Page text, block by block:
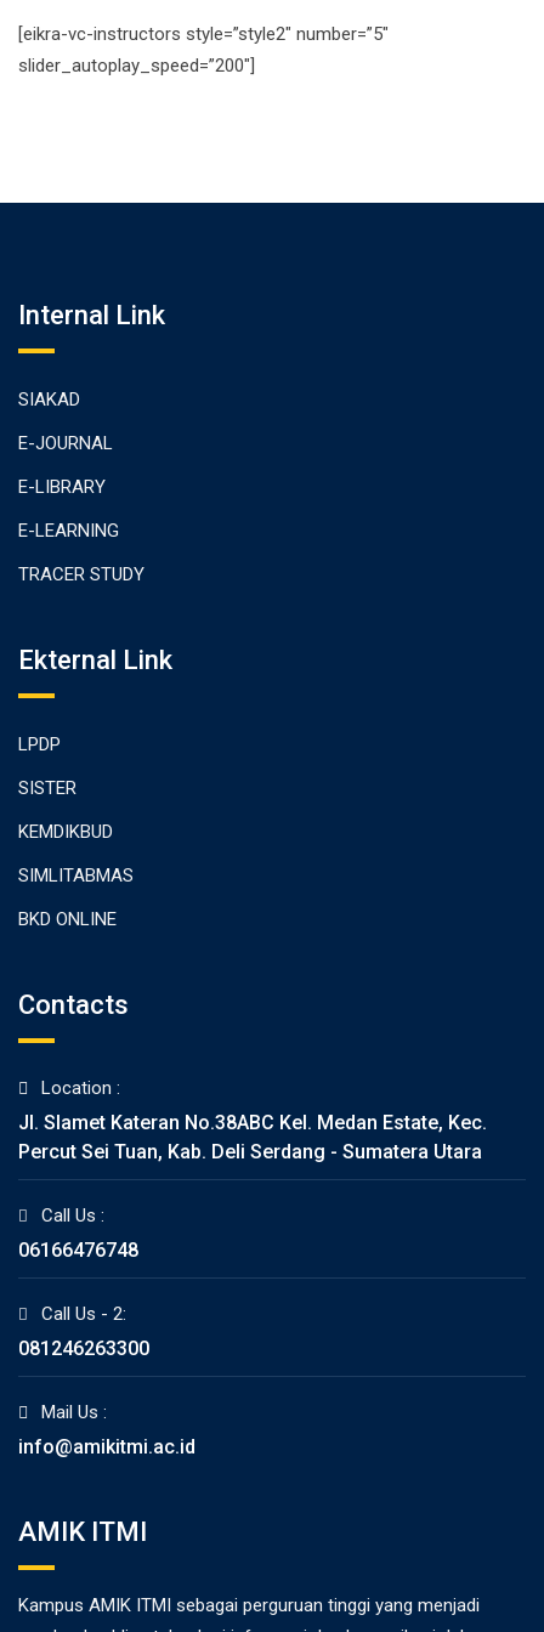
[eikra-vc-instructors style=”style2″ number=”5″
slider_autoplay_speed=”200″]
Internal Link
SIAKAD
E-JOURNAL
E-LIBRARY
E-LEARNING
TRACER STUDY
Ekternal Link
LPDP
SISTER
KEMDIKBUD
SIMLITABMAS
BKD ONLINE
Contacts
Location :
Jl. Slamet Kateran No.38ABC Kel. Medan Estate, Kec.
Percut Sei Tuan, Kab. Deli Serdang - Sumatera Utara
Call Us :
06166476748
Call Us - 2:
081246263300
Mail Us :
info@amikitmi.ac.id
AMIK ITMI
Kampus AMIK ITMI sebagai perguruan tinggi yang menjadi